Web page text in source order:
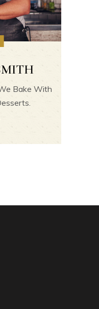
Bake With